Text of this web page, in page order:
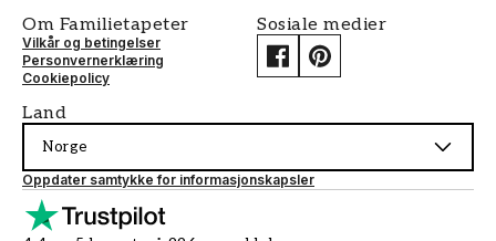
Om Familietapeter
Vilkår og betingelser
Personvernerklæring
Cookiepolicy
Sosiale medier
Land
Norge
Oppdater samtykke for informasjonskapsler